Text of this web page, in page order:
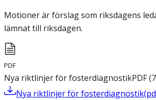
Motioner är förslag som riksdagens
lämnat till riksdagen.
PDF
Nya riktlinjer för fosterdiagnostikPDF(
Nya riktlinjer för fosterdiagnostik(